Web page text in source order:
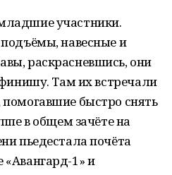
участники.
навесные и
раскрасневшись, они
Там их встречали
быстро снять
в общем зачёте на
пьедестала почёта
1» и